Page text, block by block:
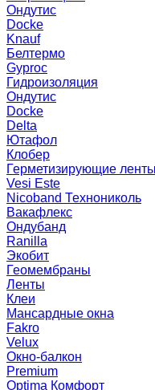
Ондутис
Docke
Knauf
Белтермо
Gyproc
Гидроизоляция
Ондутис
Docke
Delta
Ютафол
Клобер
Герметизирующие ленты
Vesi Este
Nicoband Технониколь
Вакафлекс
Ондубанд
Ranilla
Экобит
Геомембраны
Ленты
Клеи
Мансардные окна
Fakro
Velux
Окно-балкон
Premium
Optima Комфорт